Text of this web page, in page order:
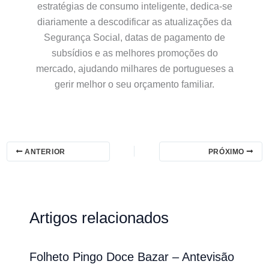
estratégias de consumo inteligente, dedica-se
diariamente a descodificar as atualizações da
Segurança Social, datas de pagamento de
subsídios e as melhores promoções do
mercado, ajudando milhares de portugueses a
gerir melhor o seu orçamento familiar.
ANTERIOR PRÓXIMO
Artigos relacionados
Folheto Pingo Doce Bazar – Antevisão